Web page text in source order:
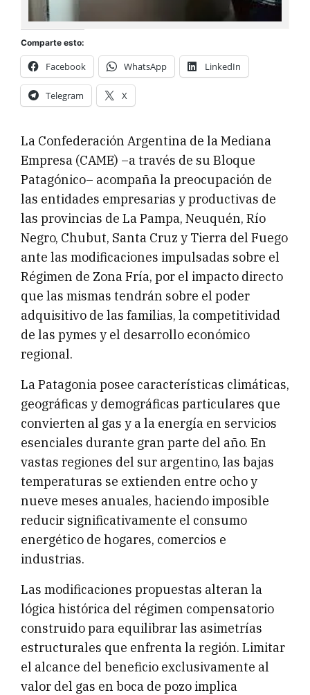
Comparte esto:
Facebook WhatsApp LinkedIn
Telegram X
La Confederación Argentina de la Mediana
Empresa (CAME) –a través de su Bloque
Patagónico– acompaña la preocupación de
las entidades empresarias y productivas de
las provincias de La Pampa, Neuquén, Río
Negro, Chubut, Santa Cruz y Tierra del Fuego
ante las modificaciones impulsadas sobre el
Régimen de Zona Fría, por el impacto directo
que las mismas tendrán sobre el poder
adquisitivo de las familias, la competitividad
de las pymes y el desarrollo económico
regional.
La Patagonia posee características climáticas,
geográficas y demográficas particulares que
convierten al gas y a la energía en servicios
esenciales durante gran parte del año. En
vastas regiones del sur argentino, las bajas
temperaturas se extienden entre ocho y
nueve meses anuales, haciendo imposible
reducir significativamente el consumo
energético de hogares, comercios e
industrias.
Las modificaciones propuestas alteran la
lógica histórica del régimen compensatorio
construido para equilibrar las asimetrías
estructurales que enfrenta la región. Limitar
el alcance del beneficio exclusivamente al
valor del gas en boca de pozo implica